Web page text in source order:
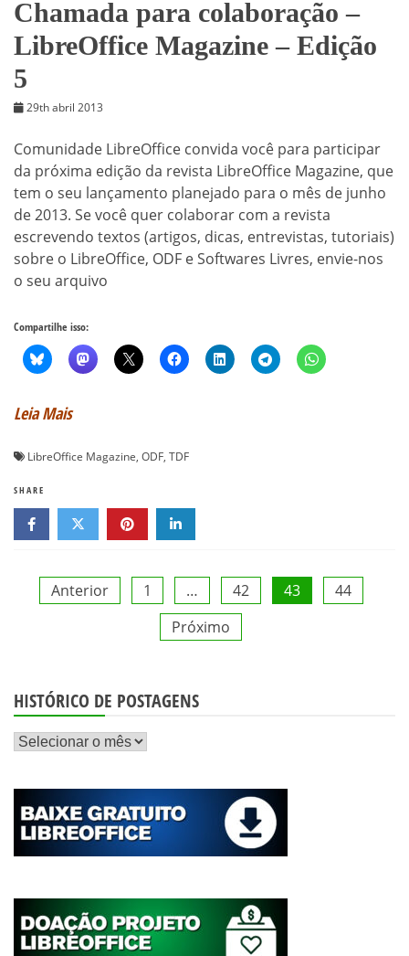
Chamada para colaboração –
LibreOffice Magazine – Edição
5
29th abril 2013
Comunidade LibreOffice convida você para participar
da próxima edição da revista LibreOffice Magazine, que
tem o seu lançamento planejado para o mês de junho
de 2013. Se você quer colaborar com a revista
escrevendo textos (artigos, dicas, entrevistas, tutoriais)
sobre o LibreOffice, ODF e Softwares Livres, envie-nos
o seu arquivo
Compartilhe isso:
Leia Mais
LibreOffice Magazine, ODF, TDF
SHARE
Paginação
posts
Anterior 1 … 42 43
44
Próximo
HISTÓRICO DE POSTAGENS
Histórico
postagens